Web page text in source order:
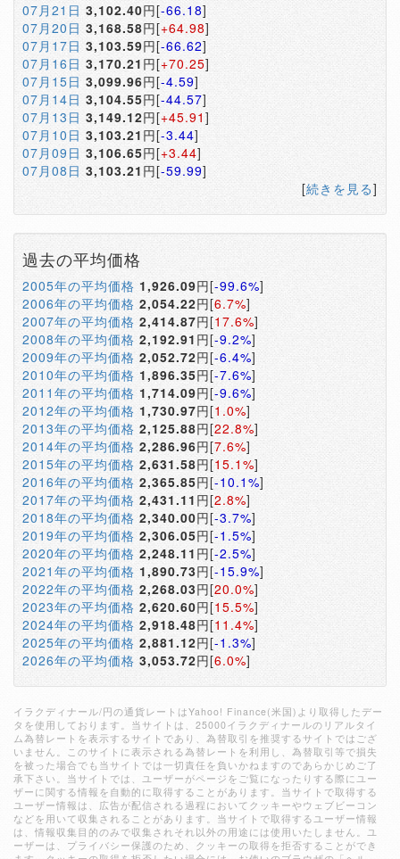
07月21日 3,102.40円[-66.18]
07月20日 3,168.58円[+64.98]
07月17日 3,103.59円[-66.62]
07月16日 3,170.21 円[+70.25]
07月15日 3,099.96円[-4.59]
07月14日 3,104.55円[-44.57]
07月13日 3,149.12円[+45.91 ]
07月10日 3,103.21円[-3.44]
07月09日 3,106.65円[+3.44]
07月08日 3,103.21 円[-59.99]
[続きを見る]
過去の平均価格
2005年の平均価格 1,926.09円[-99.6%]
2006年の平均価格 2,054.22円[6.7%]
2007年の平均価格 2,414.87円[17.6%]
2008年の平均価格 2,192.91 円[-9.2%]
2009年の平均価格 2,052.72円[-6.4%]
2010年の平均価格 1,896.35円[-7.6%]
2011年の平均価格 1,714.09円[-9.6%]
2012年の平均価格 1,730.97円[1.0%]
2013年の平均価格 2,125.88円[22.8%]
2014年の平均価格 2,286.96円[7.6%]
2015年の平均価格 2,631.58円[15.1%]
2016年の平均価格 2,365.85円[-10.1%]
2017年の平均価格 2,431.11 円[2.8%]
2018年の平均価格 2,340.00円[-3.7%]
2019年の平均価格 2,306.05円[-1.5%]
2020年の平均価格 2,248.11 円[-2.5%]
2021年の平均価格 1,890.73円[-15.9%]
2022年の平均価格 2,268.03円[20.0%]
2023年の平均価格 2,620.60円[15.5%]
2024年の平均価格 2,918.48円[11.4%]
2025年の平均価格 2,881.12円[-1.3%]
2026年の平均価格 3,053.72円[6.0%]
イラクディナール/円の通貨レートはYahoo! Finance(米国)より取得したデー
タを使用しております。当サイトは、25000イラクディナールのリアルタイ
ム為替レートを表示するサイトであり、為替取引を推奨するサイトではござ
いません。このサイトに表示される為替レートを利用し、為替取引等で損失
を被った場合でも当サイトでは一切責任を負いかねますのであらかじめご了
承下さい。当サイトでは、ユーザーがページをご覧になったりする際にユー
ザーに関する情報を自動的に取得することがあります。当サイトで取得する
ユーザー情報は、広告が配信される過程においてクッキーやウェブビーコン
などを用いて収集されることがあります。当サイトで取得するユーザー情報
は、情報収集目的のみで収集されそれ以外の用途には使用いたしません。ユ
ーザーは、プライバシー保護のため、クッキーの取得を拒否することができ